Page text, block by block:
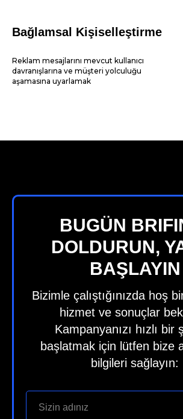
Bağlamsal Kişiselleştirme
Reklam mesajlarını mevcut kullanıcı
davranışlarına ve müşteri yolculuğu
aşamasına uyarlamak
BUGÜN
DOLDURUN,
BAŞLAYIN
Bizimle çalıştığınızda hoş
hizmet ve sonuçlar
Kampanyanızı hızlı bir
başlatmak için lütfen bize
bilgileri sağlayın: